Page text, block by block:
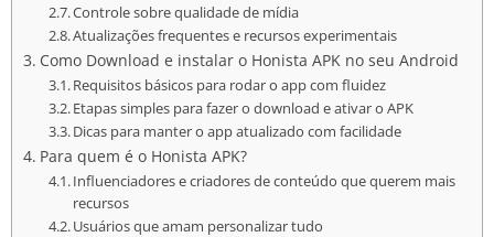
Controle sobre qualidade de mídia
Atualizações frequentes e recursos experimentais
Como Download e instalar o Honista APK no seu Android
Requisitos básicos para rodar o app com fluidez
Etapas simples para fazer o download e ativar o APK
Dicas para manter o app atualizado com facilidade
Para quem é o Honista APK?
Influenciadores e criadores de conteúdo que querem mais
recursos
Usuários que amam personalizar tudo